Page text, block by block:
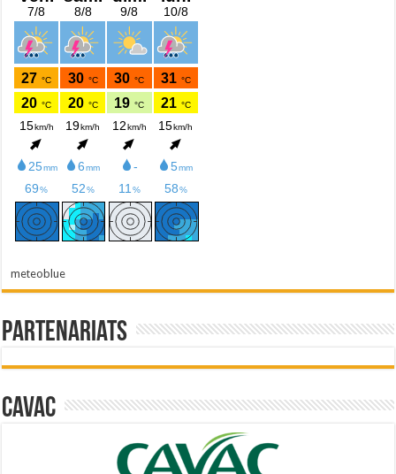
meteoblue
Partenariats
Cavac